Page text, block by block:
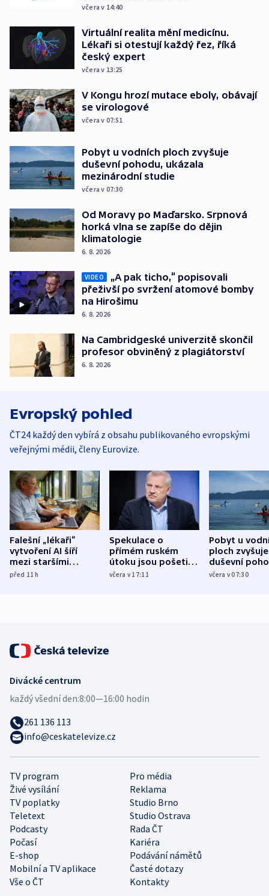
včera v 14:40
Virtuální realita mění medicínu.
Lékaři si otestují každý řez, říká
český expert
včera v 13:25
V Kongu hrozí mutace eboly, obávají
se virologové
včera v 07:51
Pobyt u vodních ploch zvyšuje
duševní pohodu, ukázala
mezinárodní studie
včera v 07:30
Od Moravy po Maďarsko. Srpnová
horká vlna se zapíše do dějin
klimatologie
6. 8. 2026
VIDEO
„A pak ticho,“ popisovali
přeživší po svržení atomové bomby
na Hirošimu
6. 8. 2026
Na Cambridgeské univerzitě skončil
profesor obviněný z plagiátorství
6. 8. 2026
Evropský pohled
ČT24 každý den vybírá z obsahu publikovaného evropskými
veřejnými médii, členy Eurovize.
Falešní „lékaři“
vytvoření AI šíří
mezi staršími
Poláky nebezpečné
před 11h
Spekulace o
přímém ruském
útoku jsou pošetilé,
míní estonský
včera v 17:11
Pobyt u
ploch zvyšuje
duševní
ukázala
včera v 07:30
TV program
Pro média
Živé vysílání
Reklama
TV poplatky
Studio Brno
Teletext
Studio Ostrava
Podcasty
Rada ČT
Počasí
Kariéra
E-shop
Podávání námětů
Mobilní a TV aplikace
Časté dotazy
Vše o ČT
Kontakty
Divácké centrum
každý všední den:8:00—16:00 hodin
261 136 113
info@ceskatelevize.cz